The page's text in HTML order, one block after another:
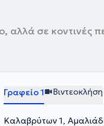
αλλά σε κοντινές
Γραφείο 1 Βιντεοκλήση
Καλαβρύτων 1,